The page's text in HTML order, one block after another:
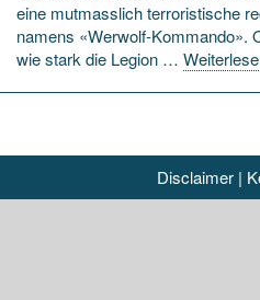
eine mutmasslich terroristische
namens «Werwolf-Kommando».
wie stark die Legion …
Disclaimer |